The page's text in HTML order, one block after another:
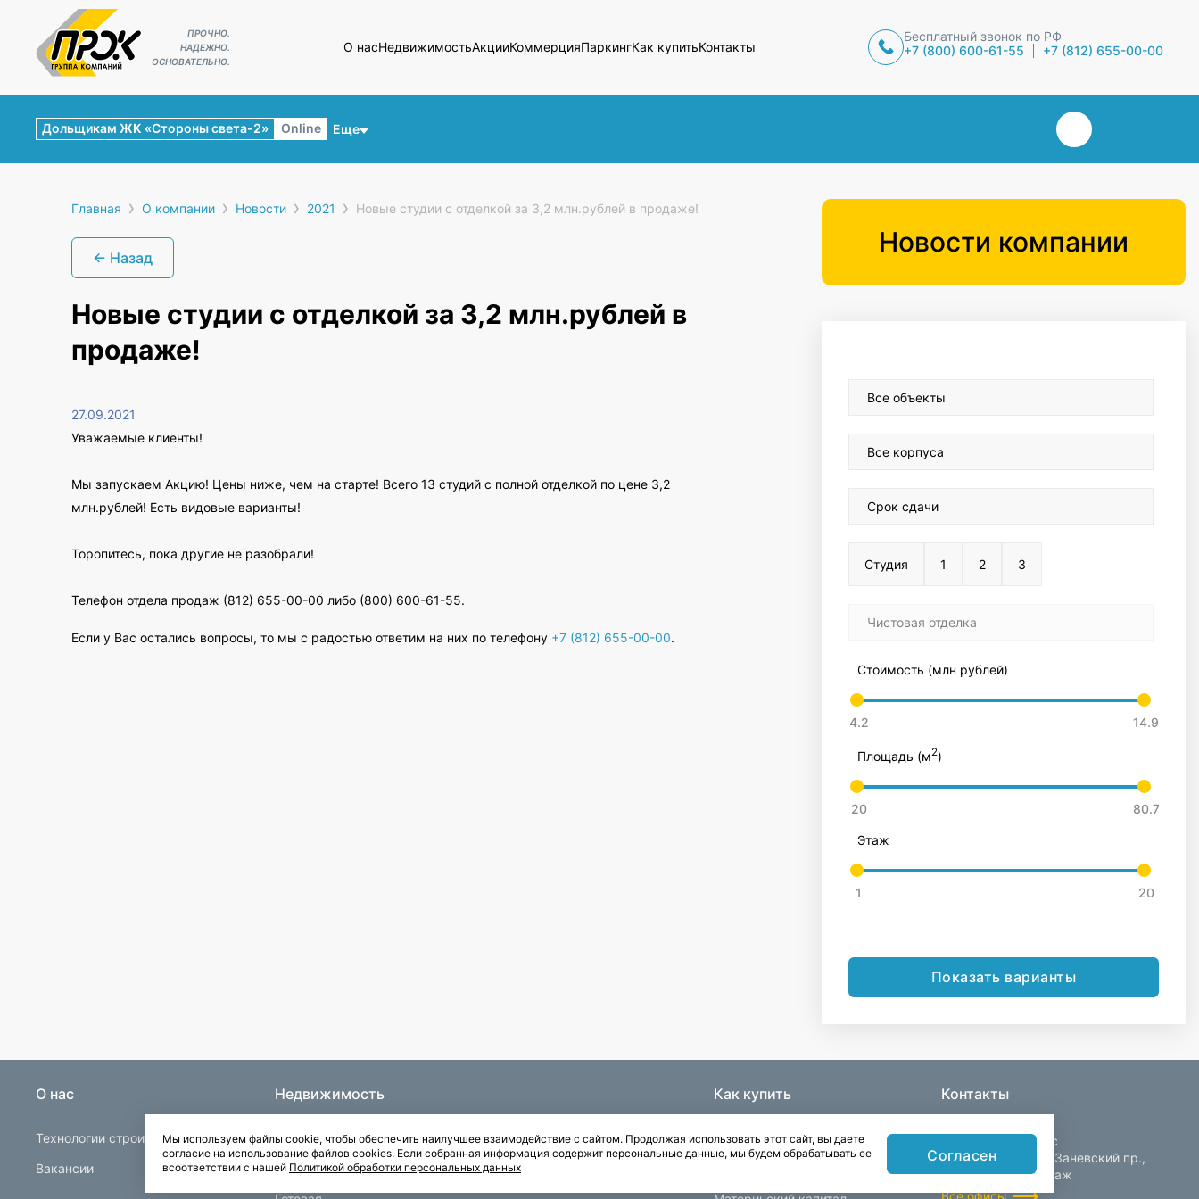
ПРОЧНО.
НАДЕЖНО.
ОСНОВАТЕЛЬНО.
О насНедвижимостьАкцииКоммерцияПаркингКак купитьКонтакты
Бесплатный звонок по РФ
+7 (800) 600-61-55
+7 (812) 655-00-00
Еще
Дольщикам ЖК «Стороны света-2» Online
Главная › О компании › Новости › 2021 › Новые студии с отделкой за 3,2 млн.рублей в продаже!
← Назад
Новые студии с отделкой за 3,2 млн.рублей в
продаже!
27.09.2021
Уважаемые клиенты!
Мы запускаем Акцию! Цены ниже, чем на старте! Всего 13 студий с полной отделкой по цене 3,2
млн.рублей! Есть видовые варианты!
Торопитесь, пока другие не разобрали!
Телефон отдела продаж (812) 655-00-00 либо (800) 600-61-55.
Если у Вас остались вопросы, то мы с радостью ответим на них по телефону +7 (812) 655-00-00.
Новости компании
Все объекты
Все корпуса
Срок сдачи
Студия 1 2 3
Чистовая отделка
Стоимость (млн рублей)
Площадь (м2)
Этаж
Показать варианты
О нас
Технологии строительства
Вакансии
Недвижимость
Строящаяся
Квартиры в Буграх
Паркинги
Квартиры с отделкой
Как купить
Ипотека
Контакты
Центральный офис
Санкт-Петербург, Заневский пр.,
д. 30, корп. 2, 4 этаж
Все офисы
Мы используем файлы cookie, чтобы обеспечить наилучшее взаимодействие с сайтом. Продолжая использовать этот сайт, вы даете
согласие на использование файлов cookies. Если собранная информация содержит персональные данные, мы будем обрабатывать ее
всоответствии с нашей Политикой обработки персональных данных
Согласен